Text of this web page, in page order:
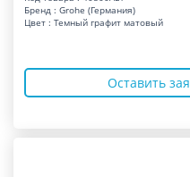
Бренд : Grohe (Германия)
Цвет : Темный графит матовый
Оставить